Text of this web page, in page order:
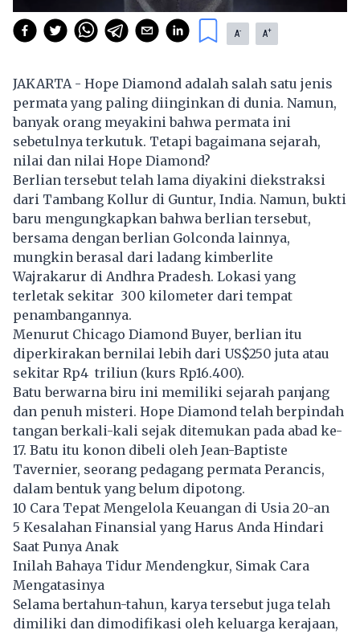
A- A+
JAKARTA - Hope Diamond adalah salah satu jenis
permata yang paling diinginkan di dunia. Namun,
banyak orang meyakini bahwa permata ini
sebetulnya terkutuk. Tetapi bagaimana sejarah,
nilai dan nilai Hope Diamond?
Berlian tersebut telah lama diyakini diekstraksi
dari Tambang Kollur di Guntur, India. Namun, bukti
baru mengungkapkan bahwa berlian tersebut,
bersama dengan berlian Golconda lainnya,
mungkin berasal dari ladang kimberlite
Wajrakarur di Andhra Pradesh. Lokasi yang
terletak sekitar 300 kilometer dari tempat
penambangannya.
Menurut Chicago Diamond Buyer, berlian itu
diperkirakan bernilai lebih dari US$250 juta atau
sekitar Rp4 triliun (kurs Rp16.400).
Batu berwarna biru ini memiliki sejarah panjang
dan penuh misteri. Hope Diamond telah berpindah
tangan berkali-kali sejak ditemukan pada abad ke-
17. Batu itu konon dibeli oleh Jean-Baptiste
Tavernier, seorang pedagang permata Perancis,
dalam bentuk yang belum dipotong.
10 Cara Tepat Mengelola Keuangan di Usia 20-an
5 Kesalahan Finansial yang Harus Anda Hindari
Saat Punya Anak
Inilah Bahaya Tidur Mendengkur, Simak Cara
Mengatasinya
Selama bertahun-tahun, karya tersebut juga telah
dimiliki dan dimodifikasi oleh keluarga kerajaan,